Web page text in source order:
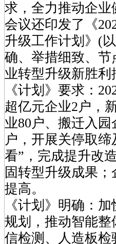
求，全力推动企
会议还印发了《
升级工作计划》(
确、举措细致、
业转型升级新胜利
《计划》要求：
超亿元企业2户，
业80户、搬迁入
户，开展关停取
看”，完成提升改
固转型升级成果
提高。
《计划》明确：
规划，推动智能
信检测、人造板